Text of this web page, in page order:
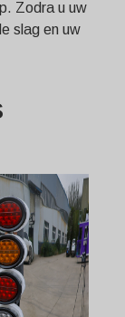
Zodra u uw
slag en uw